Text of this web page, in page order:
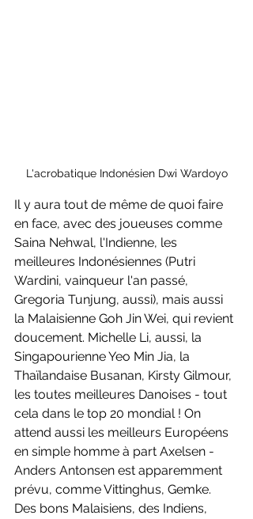
L'acrobatique Indonésien Dwi Wardoyo
Il y aura tout de même de quoi faire
en face, avec des joueuses comme
Saina Nehwal, l'Indienne, les
meilleures Indonésiennes (Putri
Wardini, vainqueur l'an passé,
Gregoria Tunjung, aussi), mais aussi
la Malaisienne Goh Jin Wei, qui revient
doucement. Michelle Li, aussi, la
Singapourienne Yeo Min Jia, la
Thaïlandaise Busanan, Kirsty Gilmour,
les toutes meilleures Danoises - tout
cela dans le top 20 mondial ! On
attend aussi les meilleurs Européens
en simple homme à part Axelsen -
Anders Antonsen est apparemment
prévu, comme Vittinghus, Gemke.
Des bons Malaisiens, des Indiens,